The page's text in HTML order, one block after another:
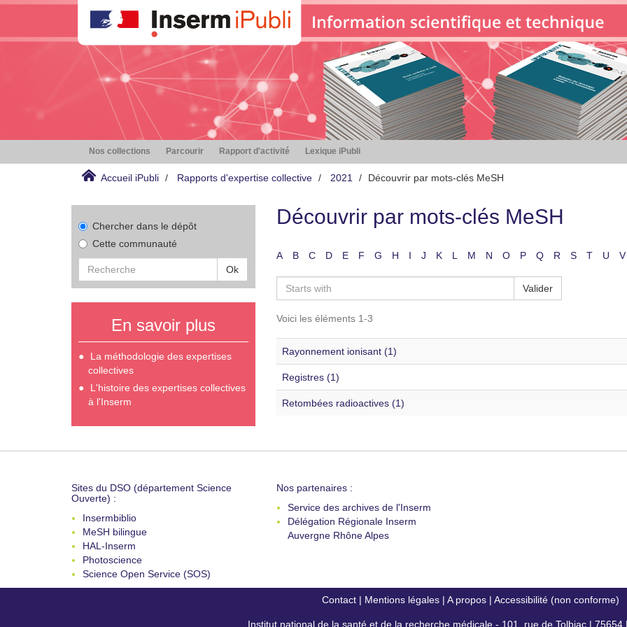
Nos collections Parcourir Rapport d'activité Lexique iPubli
Accueil iPubli Rapports d'expertise collective 2021 Découvrir par mots-clés MeSH
Chercher dans le dépôt
Cette communauté
Ok
En savoir plus
La méthodologie des expertises
collectives
L'histoire des expertises collectives
à l'Inserm
Découvrir par mots-clés MeSH
A B C D E F G H I J K L M N O P Q R S T U V
Valider
Voici les éléments 1-3
Rayonnement ionisant (1)
Registres (1)
Retombées radioactives (1)
Sites du DSO (département Science
Ouverte) :
Insermbiblio
MeSH bilingue
HAL-Inserm
Photoscience
Science Open Service (SOS)
Nos partenaires :
Service des archives de l'Inserm
Délégation Régionale Inserm
Auvergne Rhône Alpes
Contact| Mentions légales| A propos| Accessibilité (non conforme)
Institut national de la santé et de la recherche médicale - 101, rue de Tolbiac | 75654